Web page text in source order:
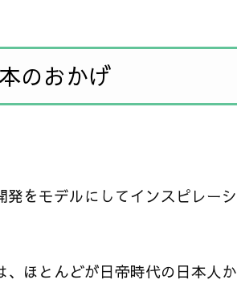
のおかげ
をモデルにしてインスピレーシ
ほとんどが日帝時代の日本人か